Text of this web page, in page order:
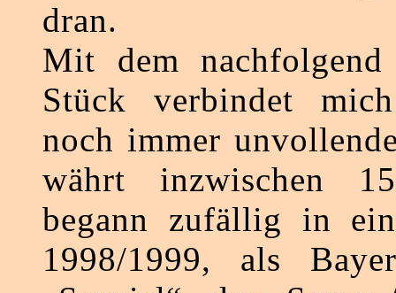
dran.
Mit dem nachfolgend
Stück verbindet
noch immer
währt inzwischen
begann zufällig in
1998/1999, als